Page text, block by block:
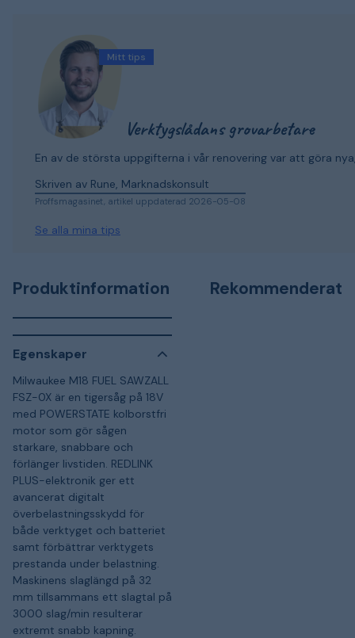
Mitt tips
Verktygslådans grovarbetare
En av de största uppgifterna i vår renovering var att göra
Skriven av Rune, Marknadskonsult
Proffsmagasinet, artikel uppdaterad 2026-05-08
Se alla mina tips
Produktinformation
Egenskaper
Milwaukee M18 FUEL SAWZALL
FSZ-0X är en tigersåg på 18V
med POWERSTATE kolborstfri
motor som gör sågen
starkare, snabbare och
förlänger livstiden. REDLINK
PLUS-elektronik ger ett
avancerat digitalt
överbelastningsskydd för
både verktyget och batteriet
samt förbättrar verktygets
prestanda under belastning.
Maskinens slaglängd på 32
mm tillsammans ett slagtal på
3000 slag/min resulterar
extremt snabb kapning.
Rekommenderat